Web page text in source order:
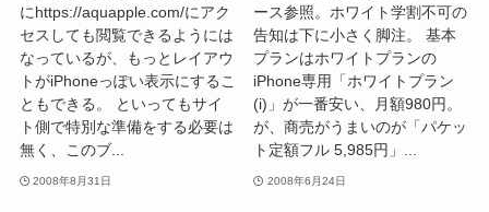
にhttps://aquapple.com/にアク
セスしても閲覧できるようには
なっているが、もっとレイアウ
トがiPhoneっぽい表示にするこ
ともできる。 といってもサイ
ト側で特別な準備をする必要は
無く、このブ...
2008年8月31日
ース参照。ホワイト学割不可の
告知は下に小さく脚注。 基本
プランはホワイトプランの
iPhone専用「ホワイトプラン
(i)」が一番安い、月額980円。
が、商売がうまいのが「パケッ
ト定額フル 5,985円」...
2008年6月24日